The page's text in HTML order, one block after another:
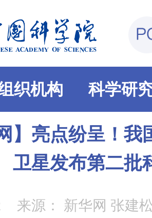
织机构 科学研
】亮点纷呈！
卫星发布第二批
来源： 新华网 张建